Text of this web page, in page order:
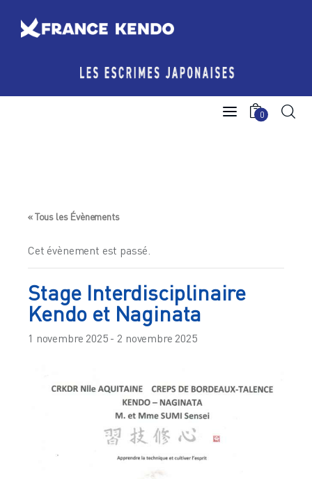
0
Les Escrimes Japonaises
Boutique
« Tous les Évènements
Cet évènement est passé.
Stage Interdisciplinaire
Kendo et Naginata
1 novembre 2025- 2 novembre 2025